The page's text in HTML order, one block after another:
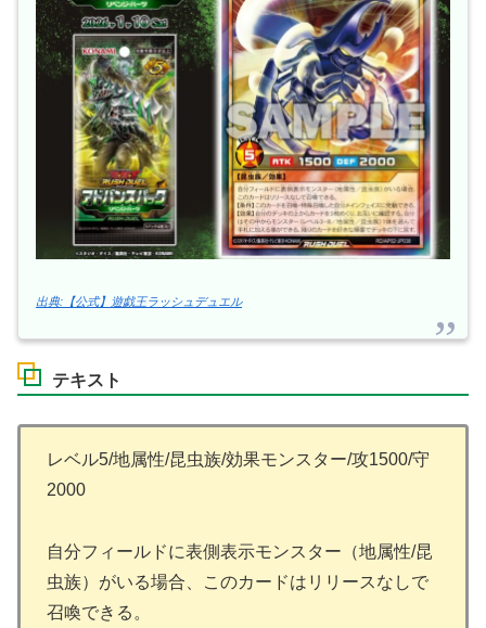
出典:【公式】遊戯王ラッシュデュエル
テキスト
レベル5/地属性/昆虫族/効果モンスター/攻1500/守
2000
自分フィールドに表側表示モンスター（地属性/昆
虫族）がいる場合、このカードはリリースなしで
召喚できる。